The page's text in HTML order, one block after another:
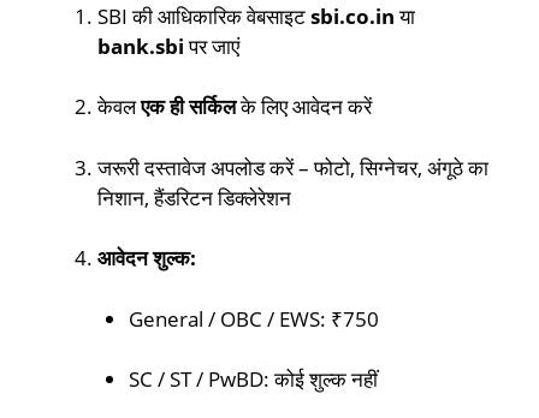
SBI की आधिकारिक वेबसाइटsbi.co.inया
bank.sbiपर जाएं
केवलएक ही सर्किलके लिए आवेदन करें
जरूरी दस्तावेज अपलोड करें – फोटो, सिग्नेचर, अंगूठे का
निशान, हैंडरिटन डिक्लेरेशन
आवेदन शुल्क:
General / OBC / EWS: ₹750
SC / ST / PwBD: कोई शुल्क नहीं